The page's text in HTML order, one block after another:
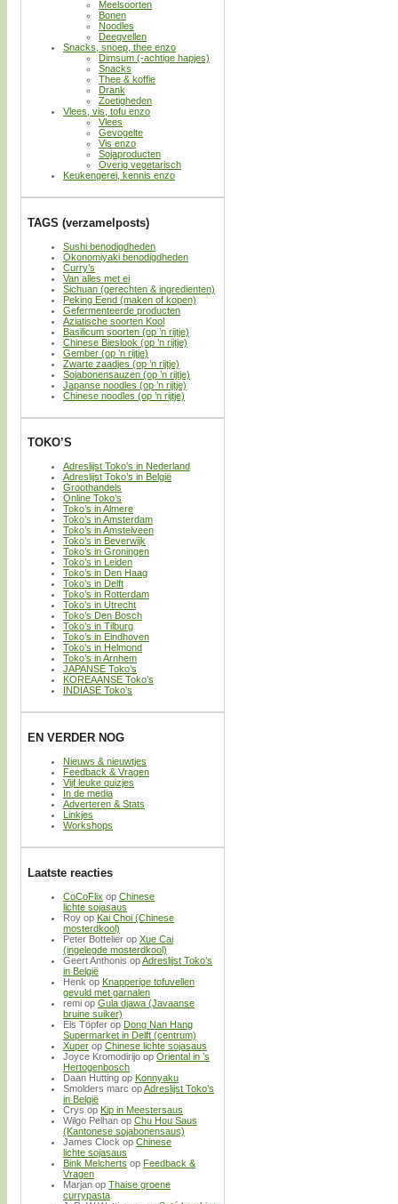
Meelsoorten
Bonen
Noodles
Deegvellen
Snacks, snoep, thee enzo
Dimsum (-achtige hapjes)
Snacks
Thee & koffie
Drank
Zoetigheden
Vlees, vis, tofu enzo
Vlees
Gevogelte
Vis enzo
Sojaproducten
Overig vegetarisch
Keukengerei, kennis enzo
TAGS (verzamelposts)
Sushi benodigdheden
Okonomiyaki benodigdheden
Curry’s
Van alles met ei
Sichuan (gerechten & ingredienten)
Peking Eend (maken of kopen)
Gefermenteerde producten
Aziatische soorten Kool
Basilicum soorten (op ’n rijtje)
Chinese Bieslook (op ’n rijtje)
Gember (op ’n rijtje)
Zwarte zaadjes (op ’n rijtje)
Sojabonensauzen (op ’n rijtje)
Japanse noodles (op ’n rijtje)
Chinese noodles (op ’n rijtje)
TOKO’S
Adreslijst Toko’s in Nederland
Adreslijst Toko’s in België
Groothandels
Online Toko’s
Toko’s in Almere
Toko’s in Amsterdam
Toko’s in Amstelveen
Toko’s in Beverwijk
Toko’s in Groningen
Toko’s in Leiden
Toko’s in Den Haag
Toko’s in Delft
Toko’s in Rotterdam
Toko’s in Utrecht
Toko’s Den Bosch
Toko’s in Tilburg
Toko’s in Eindhoven
Toko’s in Helmond
Toko’s in Arnhem
JAPANSE Toko’s
KOREAANSE Toko’s
INDIASE Toko’s
EN VERDER NOG
Nieuws & nieuwtjes
Feedback & Vragen
Vijf leuke quizjes
In de media
Adverteren & Stats
Linkjes
Workshops
Laatste reacties
CoCoFlix op Chinese
lichte sojasaus
Roy op Kai Choi (Chinese
mosterdkool)
Peter Bottelier op Xue Cai
(ingelegde mosterdkool)
Geert Anthonis opAdreslijst Toko’s
in België
Henk op Knapperige tofuvellen
gevuld met garnalen
remi op Gula djawa (Javaanse
bruine suiker)
Els Töpfer op Dong Nan Hang
Supermarket in Delft (centrum)
Xuper op Chinese lichte sojasaus
Joyce Kromodirijo op Oriental in ’s
Hertogenbosch
Daan Hutting op Konnyaku
Smolders marc opAdreslijst Toko’s
in België
Crys op Kip in Meestersaus
Wilgo Pelhan op Chu Hou Saus
(Kantonese sojabonensaus)
James Clock op Chinese
lichte sojasaus
Bink Melcherts op Feedback &
Vragen
Marjan op Thaise groene
currypasta